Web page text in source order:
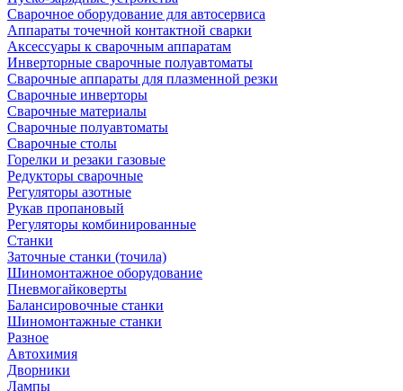
Сварочное оборудование для автосервиса
Аппараты точечной контактной сварки
Аксессуары к сварочным аппаратам
Инверторные сварочные полуавтоматы
Сварочные аппараты для плазменной резки
Сварочные инверторы
Сварочные материалы
Сварочные полуавтоматы
Сварочные столы
Горелки и резаки газовые
Редукторы сварочные
Регуляторы азотные
Рукав пропановый
Регуляторы комбинированные
Станки
Заточные станки (точила)
Шиномонтажное оборудование
Пневмогайковерты
Балансировочные станки
Шиномонтажные станки
Разное
Автохимия
Дворники
Лампы